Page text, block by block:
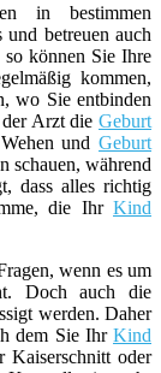
in bestimmen
und betreuen auch
so können Sie Ihre
kommen,
wo Sie entbinden
Arzt die Geburt
und Geburt
schauen, während
dass alles richtig
die Ihr Kind
wenn es um
Doch auch die
werden. Daher
dem Sie Ihr Kind
Kaiserschnitt oder